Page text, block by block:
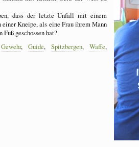
dass der letzte Unfall mit einem
einer Kneipe, als eine Frau ihrem Mann
Fuß geschossen hat?
Gewehr,Guide, Spitzbergen, Waffe,